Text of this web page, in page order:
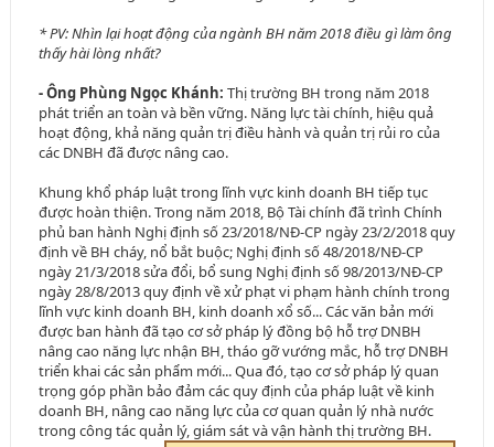
* PV: Nhìn lại hoạt động của ngành BH năm 2018 điều gì làm ông
thấy hài lòng nhất?
- Ông Phùng Ngọc Khánh: Thị trường BH trong năm 2018
phát triển an toàn và bền vững. Năng lực tài chính, hiệu quả
hoạt động, khả năng quản trị điều hành và quản trị rủi ro của
các DNBH đã được nâng cao.
Khung khổ pháp luật trong lĩnh vực kinh doanh BH tiếp tục
được hoàn thiện. Trong năm 2018, Bộ Tài chính đã trình Chính
phủ ban hành Nghị định số 23/2018/NĐ-CP ngày 23/2/2018 quy
định về BH cháy, nổ bắt buộc; Nghị định số 48/2018/NĐ-CP
ngày 21/3/2018 sửa đổi, bổ sung Nghị định số 98/2013/NĐ-CP
ngày 28/8/2013 quy định về xử phạt vi phạm hành chính trong
lĩnh vực kinh doanh BH, kinh doanh xổ số... Các văn bản mới
được ban hành đã tạo cơ sở pháp lý đồng bộ hỗ trợ DNBH
nâng cao năng lực nhận BH, tháo gỡ vướng mắc, hỗ trợ DNBH
triển khai các sản phẩm mới... Qua đó, tạo cơ sở pháp lý quan
trọng góp phần bảo đảm các quy định của pháp luật về kinh
doanh BH, nâng cao năng lực của cơ quan quản lý nhà nước
trong công tác quản lý, giám sát và vận hành thị trường BH.